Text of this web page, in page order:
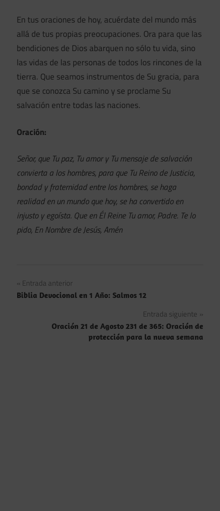
En tus oraciones de hoy, acuérdate del mundo más
allá de tus propias preocupaciones. Ora para que las
bendiciones de Dios abarquen no sólo tu vida, sino
las vidas de las personas de todos los rincones de la
tierra. Que seamos instrumentos de Su gracia, para
que se conozca Su camino y se proclame Su
salvación entre todas las naciones.
Oración:
Señor, que Tu paz, Tu amor y Tu mensaje de salvación
convierta a los hombres, para que Tu Reino de Justicia,
bondad y fraternidad entre los hombres, se haga
realidad en un mundo que hoy, se ha convertido en
injusto y egoísta. Que en Él Reine Tu amor, Padre. Te lo
pido, En Nombre de Jesús, Amén
Navegación
de
entradas
Entrada anterior
Biblia Devocional en 1 Año: Salmos 12
Entrada siguiente
Oración 21 de Agosto 231 de 365: Oración de
protección para la nueva semana